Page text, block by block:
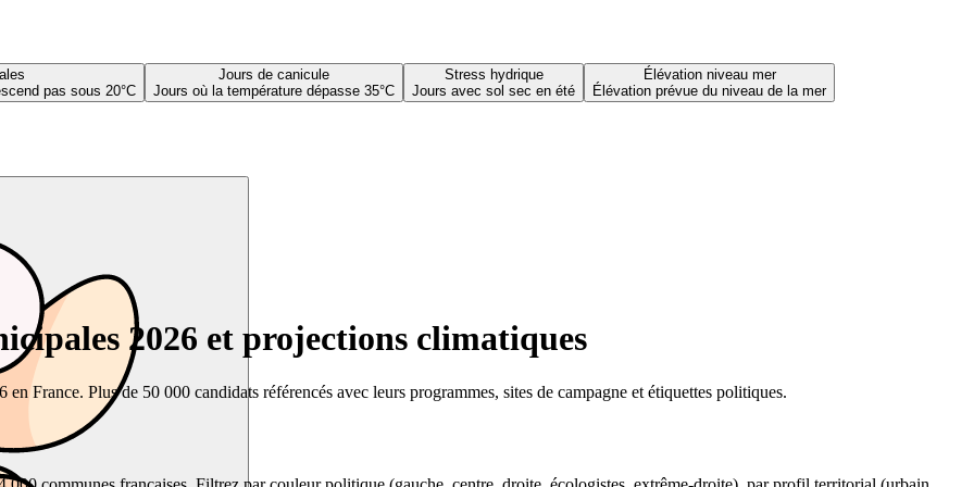
pas sous 20°C
Jours de canicule
Jours où la température dépasse 35°C
Stress hydrique
Jours avec sol sec en été
Élévation niveau mer
Élévation prévue du niveau de la mer
2026 et projections climatiques
France. Plus de 50 000 candidats référencés avec leurs programmes, sites de campagne et étiquettes politiques.